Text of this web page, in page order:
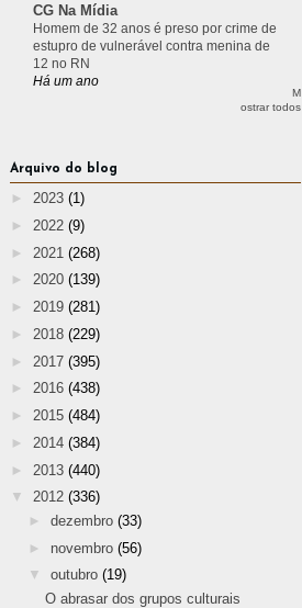
CG Na Mídia
Homem de 32 anos é preso por crime de
estupro de vulnerável contra menina de
12 no RN
Há um ano
M
ostrar todos
Arquivo do blog
► 2023 (1)
► 2022 (9)
► 2021 (268)
► 2020 (139)
► 2019 (281)
► 2018 (229)
► 2017 (395)
► 2016 (438)
► 2015 (484)
► 2014 (384)
► 2013 (440)
▼ 2012 (336)
► dezembro (33)
► novembro (56)
▼ outubro (19)
O abrasar dos grupos culturais